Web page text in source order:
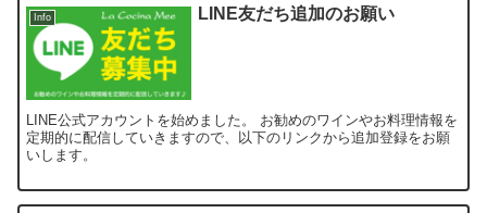
Info LINE友だち追加のお願い
LINE公式アカウントを始めました。 お勧めのワインやお料理情報を
定期的に配信していきますので、以下のリンクから追加登録をお願
いします。